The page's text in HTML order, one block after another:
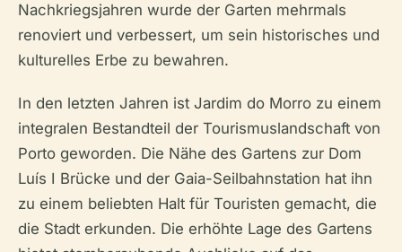
Nachkriegsjahren wurde der Garten mehrmals
renoviert und verbessert, um sein historisches und
kulturelles Erbe zu bewahren.
In den letzten Jahren ist Jardim do Morro zu einem
integralen Bestandteil der Tourismuslandschaft von
Porto geworden. Die Nähe des Gartens zur Dom
Luís I Brücke und der Gaia-Seilbahnstation hat ihn
zu einem beliebten Halt für Touristen gemacht, die
die Stadt erkunden. Die erhöhte Lage des Gartens